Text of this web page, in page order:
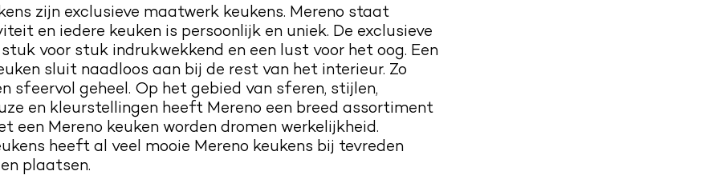
zijn exclusieve maatwerk keukens. Mereno staat
en iedere keuken is persoonlijk en uniek. De exclusieve
voor stuk indrukwekkend en een lust voor het oog. Een
sluit naadloos aan bij de rest van het interieur. Zo
sfeervol geheel. Op het gebied van sferen, stijlen,
en kleurstellingen heeft Mereno een breed assortiment
een Mereno keuken worden dromen werkelijkheid.
heeft al veel mooie Mereno keukens bij tevreden
plaatsen.